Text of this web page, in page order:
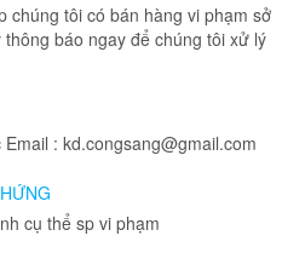
chúng tôi có bán hàng vi phạm sở
báo ngay để chúng tôi xử lý
: kd.congsang@gmail.com
cụ thể sp vi phạm